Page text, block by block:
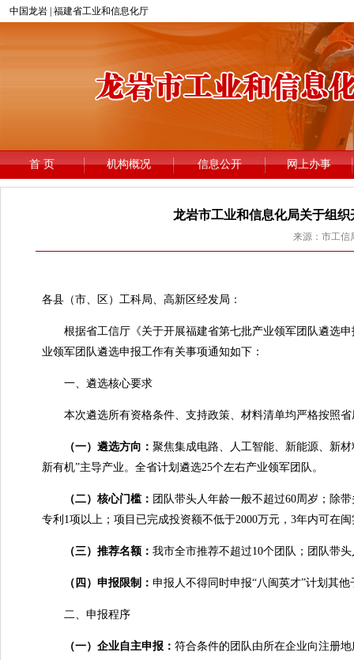
龙岩市工业和信息化局关于组
来源：市工信
各县（市、区）工科局、高新区经发局：
根据省工信厅《关于开展福建省第七批产业领军团队遴选申
业领军团队遴选申报工作有关事项通知如下：
一、遴选核心要求
本次遴选所有资格条件、支持政策、材料清单均严格按照省
（一） 遴选方向： 聚焦集成电路、人工智能、新能源、新
新有机”主导产业。全省计划遴选25个左右产业领军团队。
（二）核心门槛： 团队带头人年龄一般不超过60周岁；除
专利1项以上；项目已完成投资额不低于2000万元，3年内可在
（三）推荐名额： 我市全市推荐不超过10个团队；团队带
（四）申报限制： 申报人不得同时申报“八闽英才”计划其他
二、申报程序
（一）企业自主申报： 符合条件的团队由所在企业向注册